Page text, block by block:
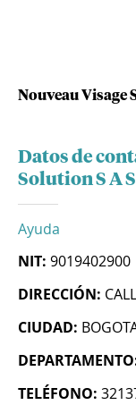
Nouveau Visage
Datos de
Solution S A S
Ayuda
NIT: 9019402900
DIRECCIÓN:
CIUDAD:
TELÉFONO: